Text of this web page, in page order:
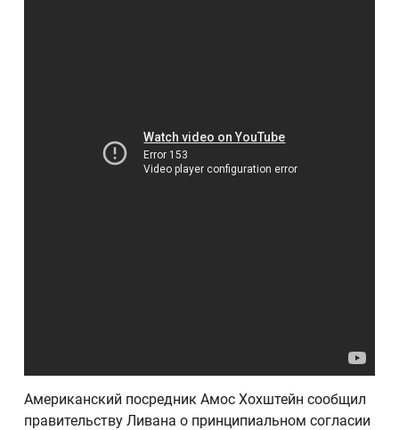
Американский посредник Амос Хохштейн сообщил
правительству Ливана о принципиальном согласии